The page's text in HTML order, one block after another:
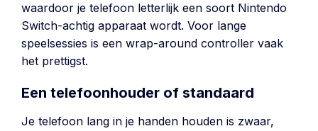
waardoor je telefoon letterlijk een soort Nintendo
Switch-achtig apparaat wordt. Voor lange
speelsessies is een wrap-around controller vaak
het prettigst.
Een telefoonhouder of standaard
Je telefoon lang in je handen houden is zwaar,